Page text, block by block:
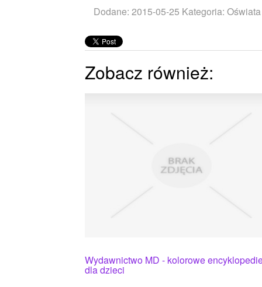
Dodane: 2015-05-25 Kategoria:
Zobacz również:
Wydawnictwo MD - kolorowe
dla dzieci